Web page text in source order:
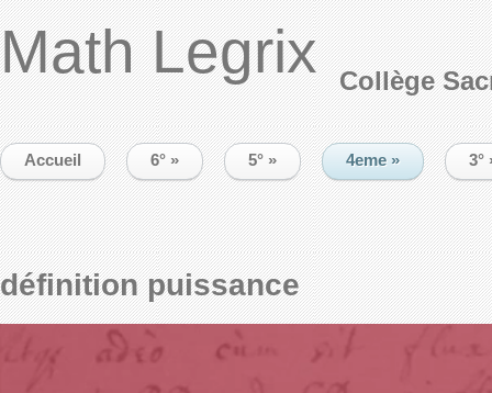
Math Legrix Collège
Accueil 6° » 5° » 4eme» 3°
définition puissance